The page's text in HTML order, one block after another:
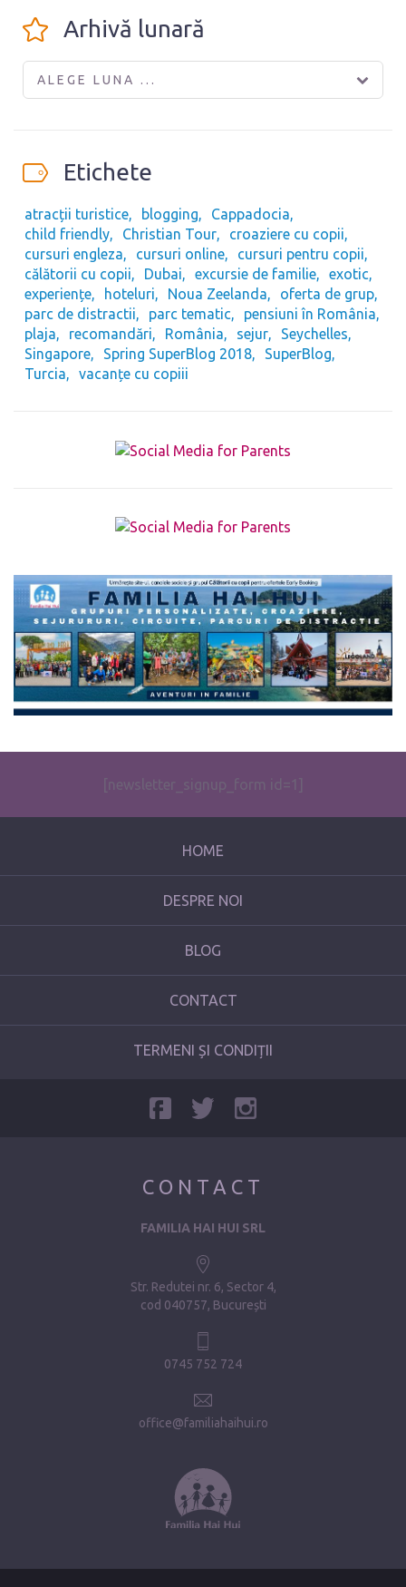
Arhivă lunară
ALEGE LUNA ...
Etichete
atracții turistice blogging
Cappadocia
child friendly
Christian Tour
croaziere cu copii
cursuri engleza
cursuri online
cursuri pentru copii
călătorii cu copii
Dubai excursie de familie
exotic
experiențe
hoteluri Noua Zeelanda
oferta de grup
parc de distractii
parc tematic
pensiuni în România
plaja
recomandări România sejur
Seychelles
Singapore
Spring SuperBlog 2018
SuperBlog
Turcia
vacanțe cu copiii
The form you have selected does not exist.
[newsletter_signup_form id=1]
HOME
DESPRE NOI
BLOG
CONTACT
TERMENI ȘI CONDIȚII
CONTACT
FAMILIA HAI HUI SRL
Str. Redutei nr. 6, Sector 4
cod 040757, București
0745 752 724
office@familiahaihui.ro